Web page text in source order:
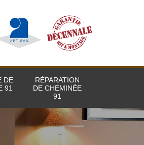
DE
91
RÉPARATION
DE CHEMINÉE
91